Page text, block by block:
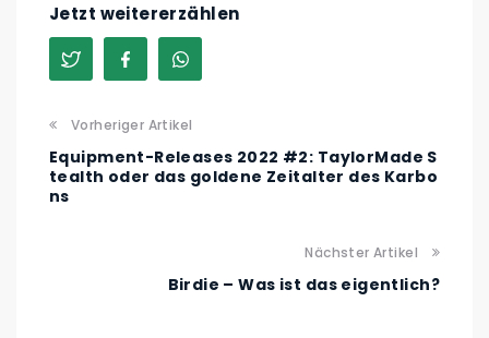
Jetzt weitererzählen
Vorheriger Artikel
Equipment-Releases 2022 #2: TaylorMade S
tealth oder das goldene Zeitalter des Karbo
ns
Nächster Artikel
Birdie – Was ist das eigentlich?